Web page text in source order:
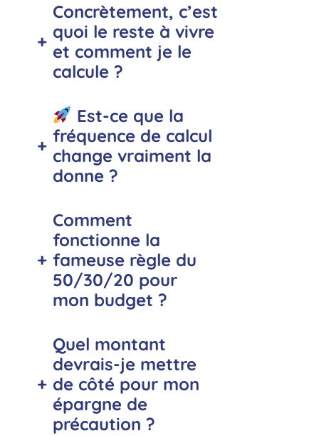
+
Concrètement, c’est
quoi le reste à vivre
et comment je le
calcule ?
+
Est-ce que la
fréquence de calcul
change vraiment la
donne ?
+
Comment
fonctionne la
fameuse règle du
50/30/20 pour
mon budget ?
+
Quel montant
devrais-je mettre
de côté pour mon
épargne de
précaution ?